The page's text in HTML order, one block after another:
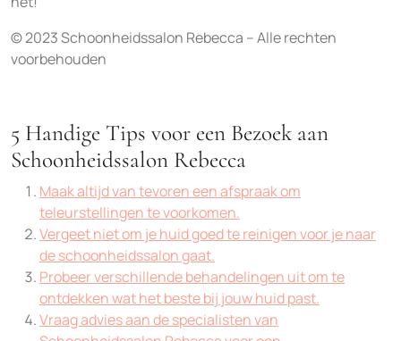
© 2023 Schoonheidssalon Rebecca – Alle rechten
voorbehouden
5 Handige Tips voor een Bezoek aan
Schoonheidssalon Rebecca
Maak altijd van tevoren een afspraak om
teleurstellingen te voorkomen.
Vergeet niet om je huid goed te reinigen voor je naar
de schoonheidssalon gaat.
Probeer verschillende behandelingen uit om te
ontdekken wat het beste bij jouw huid past.
Vraag advies aan de specialisten van